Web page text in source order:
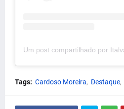
Tags: Cardoso Moreira Destaque